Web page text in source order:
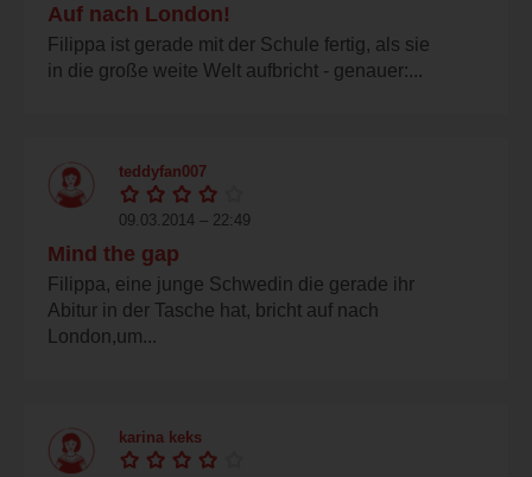
Auf nach London!
Filippa ist gerade mit der Schule fertig, als sie
in die große weite Welt aufbricht - genauer:...
teddyfan007
09.03.2014 – 22:49
Mind the gap
Filippa, eine junge Schwedin die gerade ihr
Abitur in der Tasche hat, bricht auf nach
London,um...
karina keks